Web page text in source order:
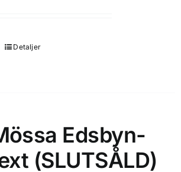
Detaljer
Edsbyn-
(SLUTSÅLD)